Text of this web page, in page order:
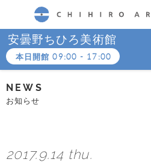
CHIHIRO ART MUSEUM
安曇野ちひろ美術館
本日開館09:00 - 17:00
NEWS
お知らせ
2017.9.14 thu.